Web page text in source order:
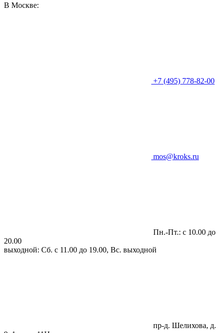
В Москве:
+7 (495) 778-82-00
mos@kroks.ru
Пн.-Пт.: с 10.00 до
20.00
выходной: Сб. с 11.00 до 19.00, Вс. выходной
пр-д. Шелихова, д.